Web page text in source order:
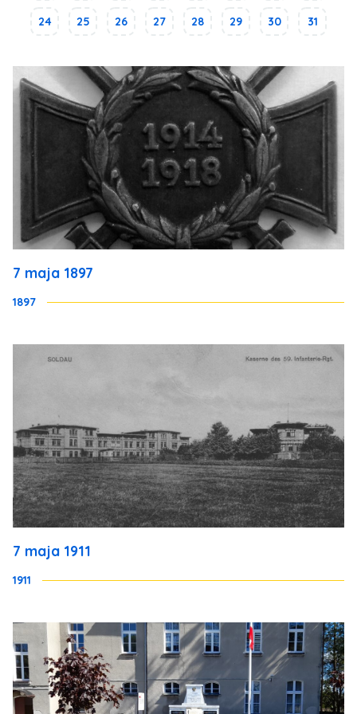
24 25 26 27 28 29 30 31
7 maja 1897
1897
7 maja 1911
1911